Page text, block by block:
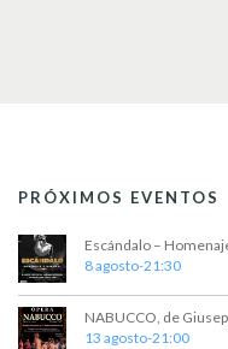
PRÓXIMOS EVENTOS
Escándalo –
8 agosto-21:30
NABUCCO, de
13 agosto-21:00